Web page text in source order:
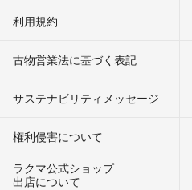
利用規約
古物営業法に基づく表記
サステナビリティメッセージ
権利侵害について
ラクマ公式ショップ
出店について